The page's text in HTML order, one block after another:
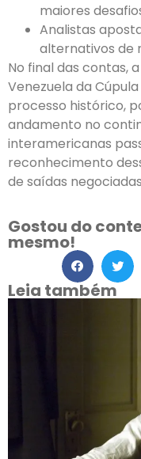
maiores
Analistas
alternativos de
No final das contas,
Venezuela da
processo histórico,
andamento no
interamericanas
reconhecimento
de saídas
Gostou do
mesmo!
Leia também